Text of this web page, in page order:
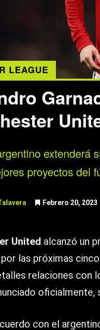
LEAGUE
extenderá
proyectos del
Febrero 20, 2023
United alcanzó un
por las próximas
relaciones con
oficialmente,
con el